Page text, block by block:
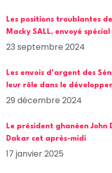
Les positions troublantes
Macky SALL, envoyé
23 septembre 2024
Les envois d’argent des
leur rôle dans le
29 décembre 2024
Le président ghanéen
Dakar cet après-midi
17 janvier 2025